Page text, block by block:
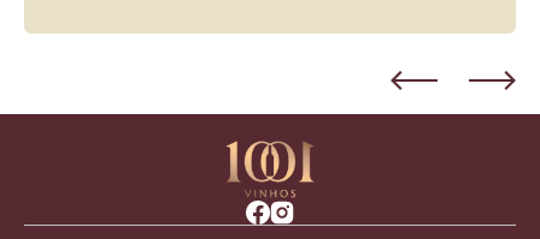
Facebook
Instagram